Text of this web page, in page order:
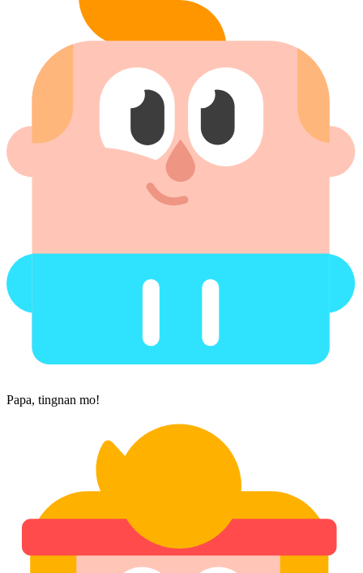
Papa, tingnan mo!